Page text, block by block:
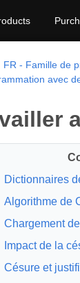
FR - Famille de
avec
Dictionnaires
Algorithme de
Chargement
Impact de la
Césure et